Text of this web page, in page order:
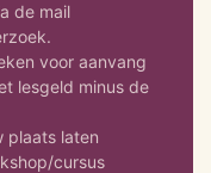
de mail
voor aanvang
lesgeld minus de
plaats laten
cursus